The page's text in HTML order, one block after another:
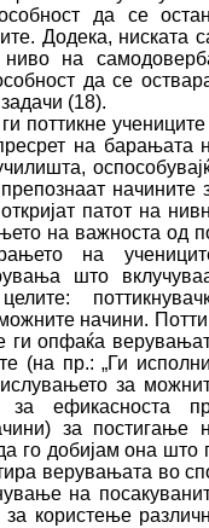
да се
Додека, ниската
на
да се
(18).
пот­тик­не
на барањата
на­чи­ните
патот на
на важноста од
на
што
начини.
ги опфаќа
(на пр.: „Ги
за
ефикасноста
за постигање
го добијам она што
верувањата во
на
користење